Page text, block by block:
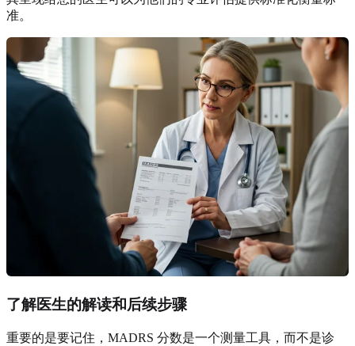
准。
了解医生的解读和后续步骤
重要的是要记住，MADRS 分数是一个测量工具，而不是诊